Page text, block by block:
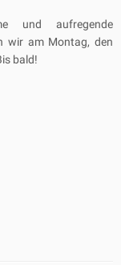
und aufregende
wir am Montag, den
bald!